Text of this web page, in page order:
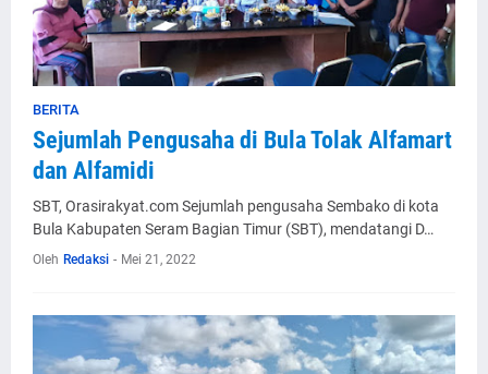
BERITA
Sejumlah Pengusaha di Bula Tolak Alfamart
dan Alfamidi
SBT, Orasirakyat.com Sejumlah pengusaha Sembako di kota
Bula Kabupaten Seram Bagian Timur (SBT), mendatangi D…
Oleh Redaksi - Mei 21, 2022